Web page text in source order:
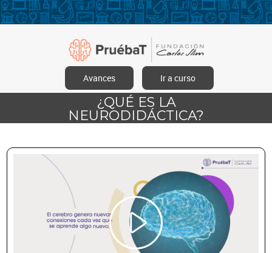
Avances Ir a curso
¿QUÉ ES LA
NEURODIDÁCTICA?
Reproducir